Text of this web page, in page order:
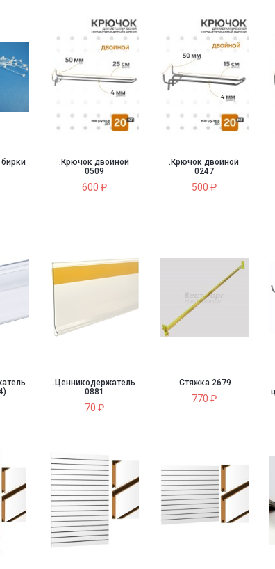
.Крючок двойной
0509
600 ₽
.Крючок двойной
0247
500 ₽
.Ценникодержатель
0881
70 ₽
.Стяжка 2679
770 ₽